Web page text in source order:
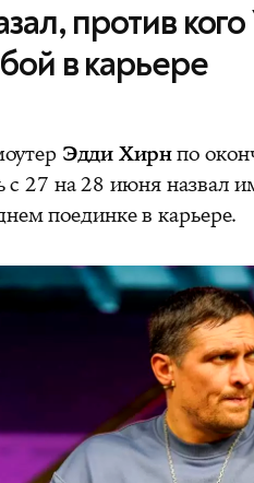
против
в карьере
Эдди Хирнпо
27 на 28 июня назвал
поединке в карьере.